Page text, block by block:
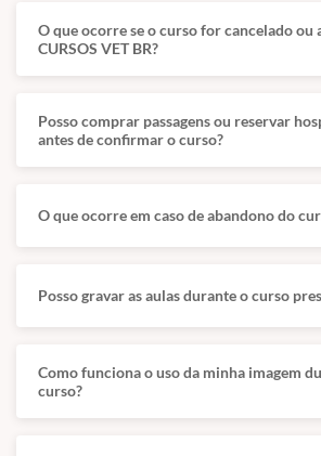
O que ocorre se o curso for cancelado ou
CURSOS VET BR?
Posso comprar passagens ou reservar
antes de confirmar o curso?
O que ocorre em caso de abandono do
Posso gravar as aulas durante o curso
Como funciona o uso da minha imagem
curso?